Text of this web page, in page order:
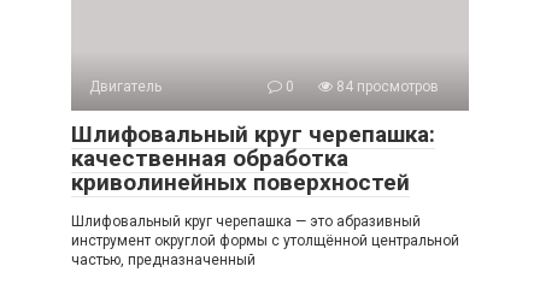
Двигатель 0 84 просмотров
Шлифовальный круг черепашка:
качественная обработка
криволинейных поверхностей
Шлифовальный круг черепашка — это абразивный
инструмент округлой формы с утолщённой центральной
частью, предназначенный